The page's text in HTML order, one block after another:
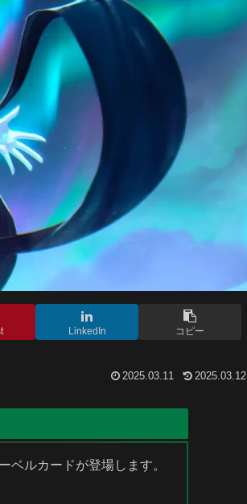
LinkedIn コピー
2025.03.11 2025.03.12
ベルカードが登場します。